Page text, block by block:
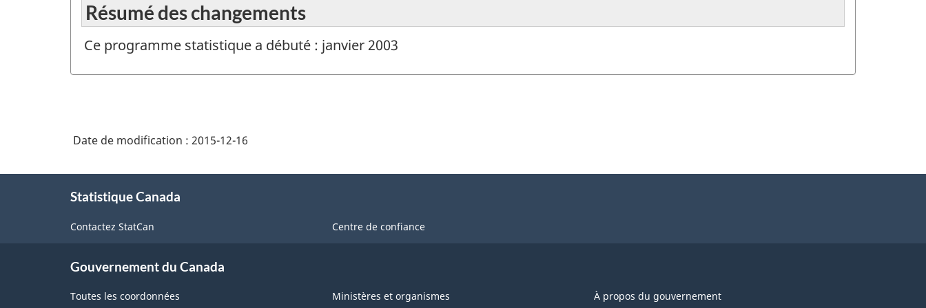
Résumé des changements
Ce programme statistique a débuté : janvier 2003
Date de modification : 2015-12-16
Statistique Canada
Contactez StatCan Centre de confiance
Gouvernement du Canada
Toutes les coordonnées Ministères et organismes À propos du gouvernement